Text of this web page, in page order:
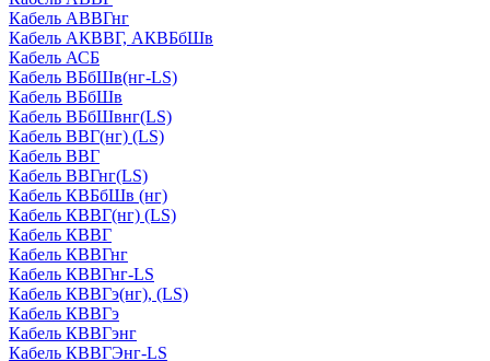
Кабель АВВГнг
Кабель АКВВГ, АКВБбШв
Кабель АСБ
Кабель ВБбШв(нг-LS)
Кабель ВБбШв
Кабель ВБбШвнг(LS)
Кабель ВВГ(нг) (LS)
Кабель ВВГ
Кабель ВВГнг(LS)
Кабель КВБбШв (нг)
Кабель КВВГ(нг) (LS)
Кабель КВВГ
Кабель КВВГнг
Кабель КВВГнг-LS
Кабель КВВГэ(нг), (LS)
Кабель КВВГэ
Кабель КВВГэнг
Кабель КВВГЭнг-LS